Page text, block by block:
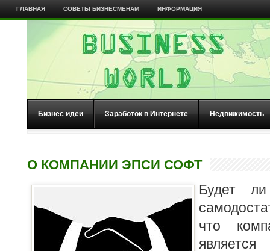
ГЛАВНАЯ СОВЕТЫ БИЗНЕСМЕНАМ ИНФОРМАЦИЯ
Бизнес идеи Заработок в Интернете Недвижимость
О КОМПАНИИ ЭПСИ СОФТ
Будет
что